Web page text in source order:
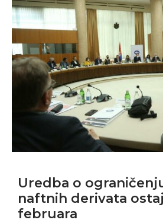
Uredba o
naftnih derivata
februara